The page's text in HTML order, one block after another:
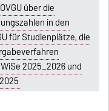
über die
in den
für Studienplätze, die
2025_2026 und